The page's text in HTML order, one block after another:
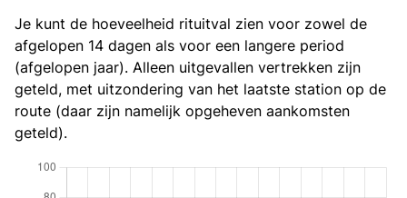
Je kunt de hoeveelheid rituitval zien voor zowel de
afgelopen 14 dagen als voor een langere period
(afgelopen jaar). Alleen uitgevallen vertrekken zijn
geteld, met uitzondering van het laatste station op de
route (daar zijn namelijk opgeheven aankomsten
geteld).